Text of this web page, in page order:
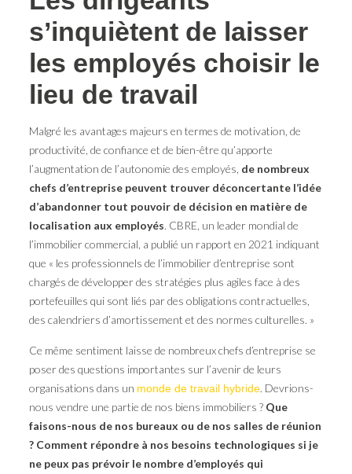
s’inquiètent de laisser
les employés choisir le
lieu de travail
Malgré les avantages majeurs en termes de motivation, de
productivité, de confiance et de bien-être qu’apporte
l’augmentation de l’autonomie des employés, de nombreux
chefs d’entreprise peuvent trouver déconcertante l’idée
d’abandonner tout pouvoir de décision en matière de
localisation aux employés. CBRE, un leader mondial de
l’immobilier commercial, a publié un rapport en 2021 indiquant
que « les professionnels de l’immobilier d’entreprise sont
chargés de développer des stratégies plus agiles face à des
portefeuilles qui sont liés par des obligations contractuelles,
des calendriers d’amortissement et des normes culturelles. »
Ce même sentiment laisse de nombreux chefs d’entreprise se
poser des questions importantes sur l’avenir de leurs
organisations dans un monde de travail hybride. Devrions-
nous vendre une partie de nos biens immobiliers ? Que
faisons-nous de nos bureaux ou de nos salles de réunion
? Comment répondre à nos besoins technologiques si je
ne peux pas prévoir le nombre d’employés qui